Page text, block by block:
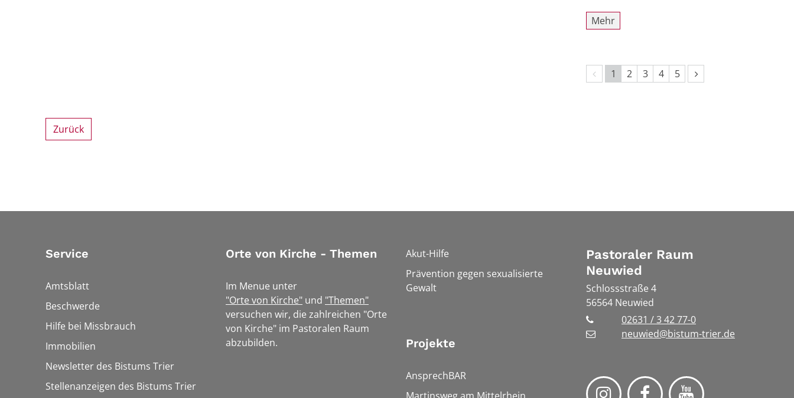
Mehr
Vorherige Seite
1 2 3 4 5 Nächste Seite
Zurück
Service
Amtsblatt
Beschwerde
Hilfe bei Missbrauch
Immobilien
Newsletter des Bistums Trier
Stellenanzeigen des Bistums Trier
Orte von Kirche - Themen
Im Menue unter
"Orte von Kirche" und "Themen"
versuchen wir, die zahlreichen "Orte
von Kirche" im Pastoralen Raum
abzubilden.
Akut-Hilfe
Prävention gegen sexualisierte
Gewalt
Projekte
AnsprechBAR
Pastoraler Raum
Neuwied
Schlossstraße 4
56564 Neuwied
02631 / 3 42 77-0
neuwied@bistum-trier.de